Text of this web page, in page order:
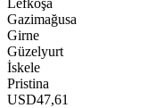
Lefkoşa
Gazimağusa
Girne
Güzelyurt
İskele
Pristina
USD47,61